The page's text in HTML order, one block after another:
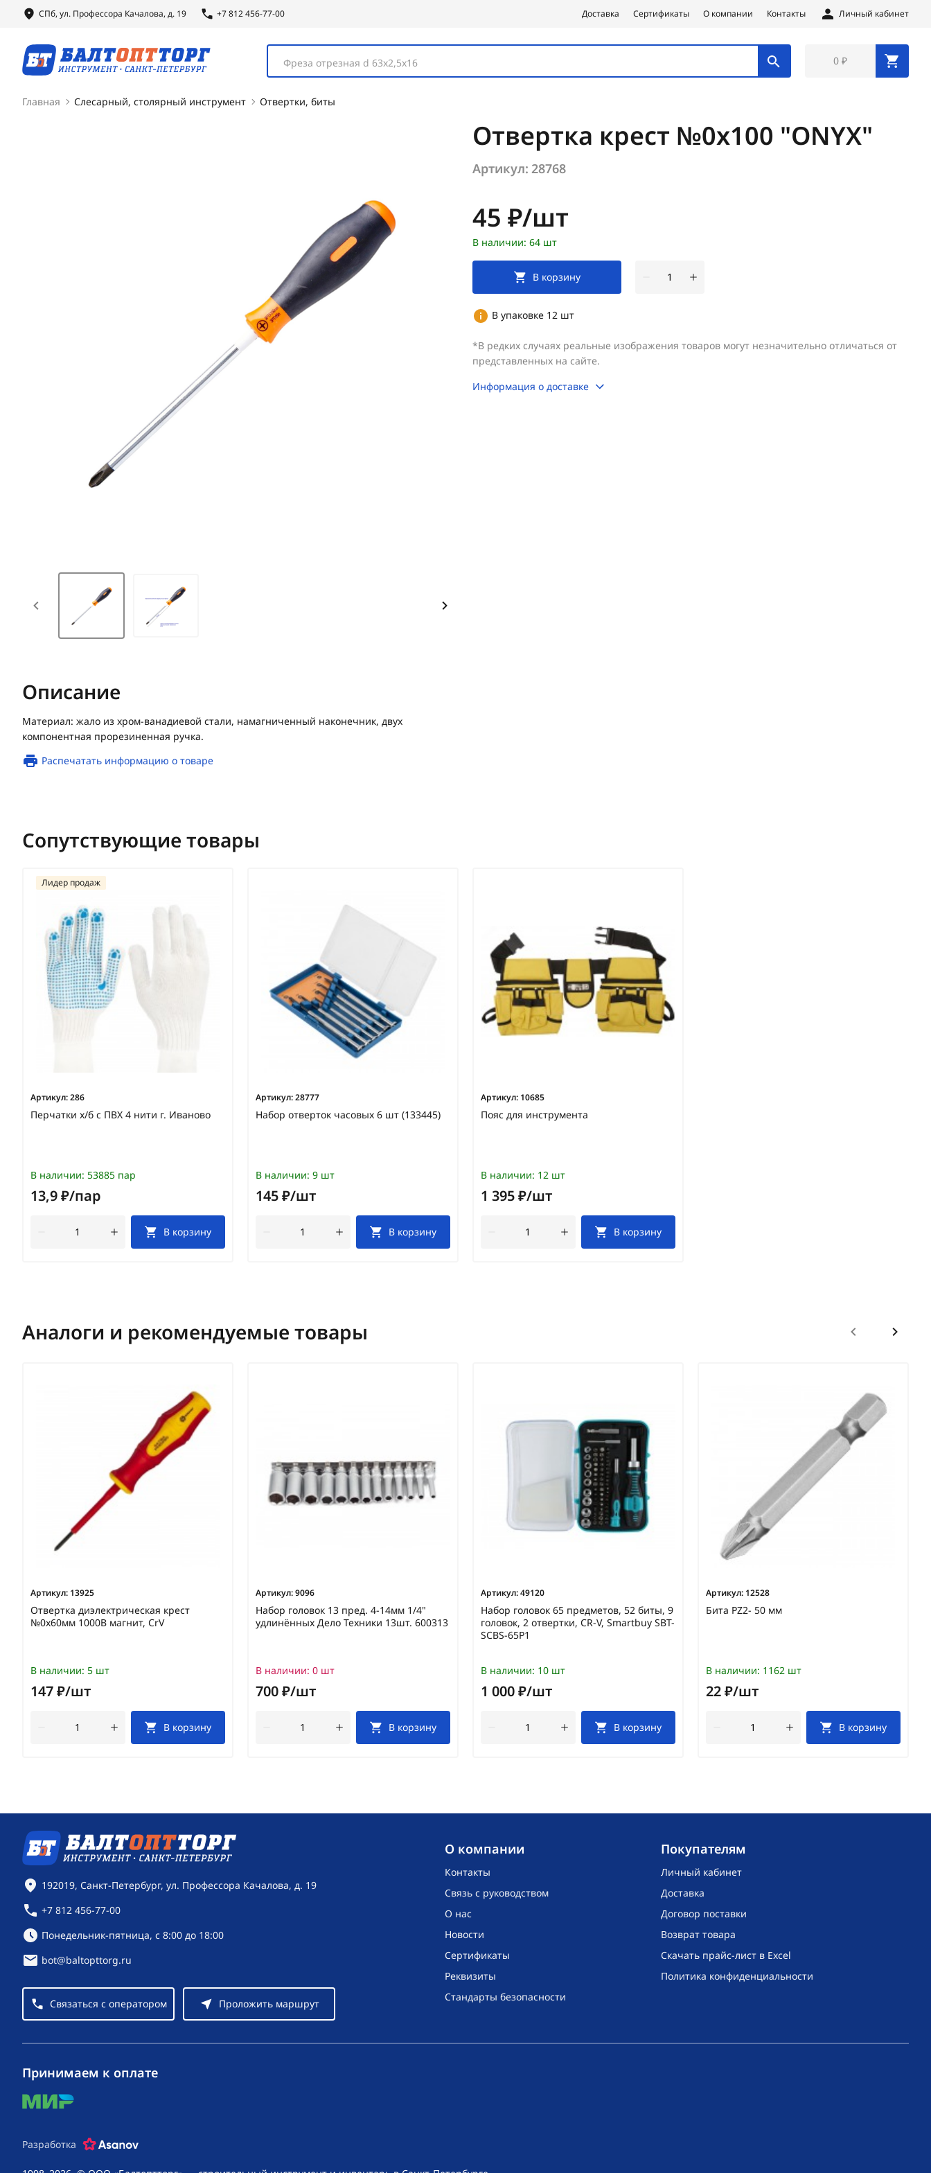
СПб, ул. Профессора Качалова, д. 19 +7 812 456-77-00 Доставка Сертификаты О компании Контакты Личный кабинет
Фреза отрезная d 63х2,5х16 0 ₽
Главная Слесарный, столярный инструмент Отвертки, биты
Отвертка крест №0х100 "ONYX"
Артикул: 28768
Цена:
45 ₽/шт
В наличии: 64 шт
В корзину
В упаковке 12 шт
*В редких случаях реальные изображения товаров могут незначительно отличаться от
представленных на сайте.
Информация о доставке
Описание
Материал: жало из хром-ванадиевой стали, намагниченный наконечник, двух
компонентная прорезиненная ручка.
Распечатать информацию о товаре
Сопутствующие товары
Артикул:286
Перчатки х/б с ПВХ 4 нити г. Иваново
Лидер продаж
В наличии: 53885 пар
13,9 ₽/пар
В корзину
Артикул:28777
Набор отверток часовых 6 шт (133445)
В наличии: 9 шт
145 ₽/шт
В корзину
Артикул: 10685
Пояс для инструмента
В наличии: 12 шт
1 395 ₽/шт
В корзину
Аналоги и рекомендуемые товары
Артикул: 13925
Отвертка диэлектрическая крест
№0х60мм 1000В магнит, CrV
В наличии: 5 шт
147 ₽/шт
В корзину
Артикул:9096
Набор головок 13 пред. 4-14мм 1/4"
удлинённых Дело Техники 13шт. 600313
В наличии: 0 шт
700 ₽/шт
В корзину
Артикул:49120
Набор головок 65 предметов, 52 биты, 9
головок, 2 отвертки, CR-V, Smartbuy SBT-
SCBS-65P1
В наличии: 10 шт
1 000 ₽/шт
В корзину
Артикул: 12528
Бита PZ2- 50 мм
В наличии: 1162 шт
22 ₽/шт
В корзину
O компании
Контакты
Связь с руководством
О нас
Новости
Сертификаты
Реквизиты
Стандарты безопасности
Покупателям
Личный кабинет
Доставка
Договор поставки
Возврат товара
Скачать прайс-лист в Excel
Политика конфиденциальности
Контактная информация
192019, Санкт-Петербург, ул. Профессора Качалова, д. 19
+7 812 456-77-00
Режим работы:
Понедельник-пятница, с 8:00 до 18:00
bot@baltopttorg.ru
Связаться с оператором Проложить маршрут
Принимаем к оплате
mir
Разработка